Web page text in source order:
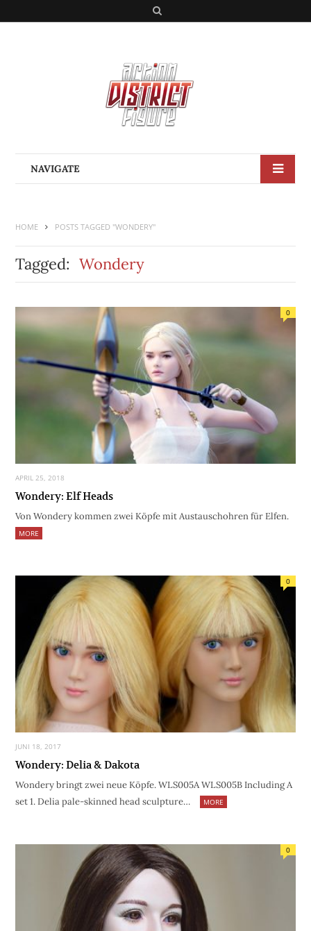
r
c
h
NAVIGATE
HOME POSTS TAGGED "WONDERY"
Tagged: Wondery
APRIL 25, 2018
0
Wondery: Elf Heads
Von Wondery kommen zwei Köpfe mit Austauschohren für Elfen.
MORE
JUNI 18, 2017
0
Wondery: Delia & Dakota
Wondery bringt zwei neue Köpfe. WLS005A WLS005B Including A
set 1. Delia pale-skinned head sculpture…
MORE
0